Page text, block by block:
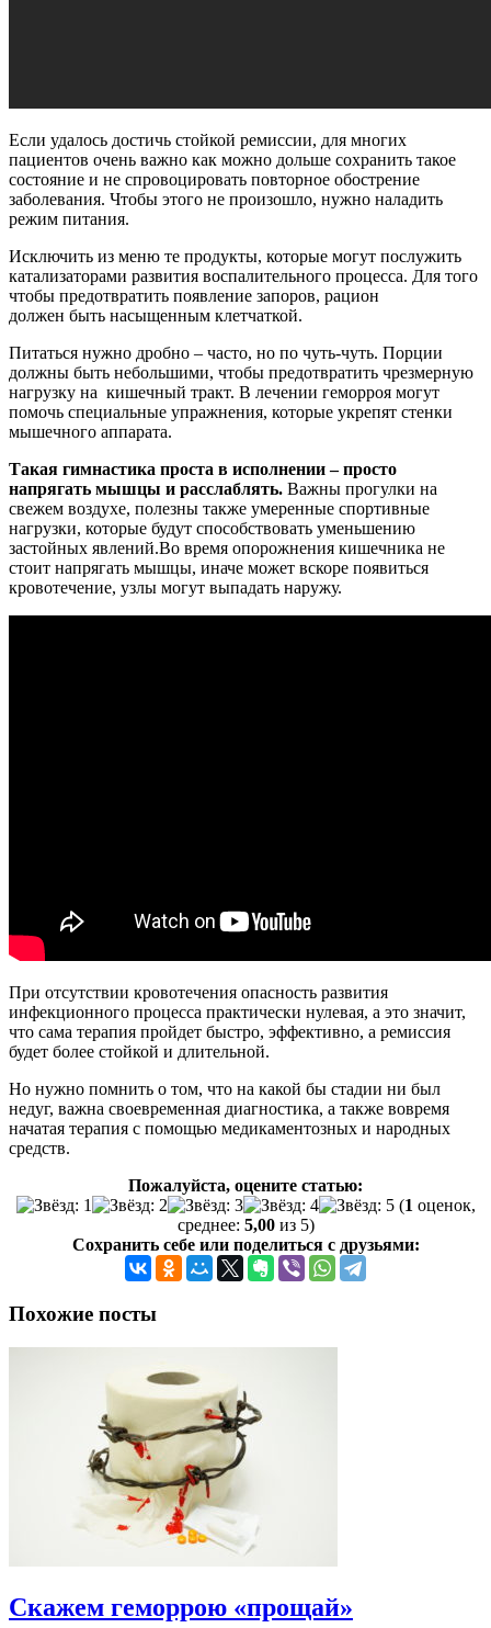
Если удалось достичь стойкой ремиссии, для многих
пациентов очень важно как можно дольше сохранить такое
состояние и не спровоцировать повторное обострение
заболевания. Чтобы этого не произошло, нужно наладить
режим питания.
Исключить из меню те продукты, которые могут послужить
катализаторами развития воспалительного процесса. Для того
чтобы предотвратить появление запоров, рацион
должен быть насыщенным клетчаткой.
Питаться нужно дробно – часто, но по чуть-чуть. Порции
должны быть небольшими, чтобы предотвратить чрезмерную
нагрузку на кишечный тракт. В лечении геморроя могут
помочь специальные упражнения, которые укрепят стенки
мышечного аппарата.
Такая гимнастика проста в исполнении – просто
напрягать мышцы и расслаблять. Важны прогулки на
свежем воздухе, полезны также умеренные спортивные
нагрузки, которые будут способствовать уменьшению
застойных явлений.Во время опорожнения кишечника не
стоит напрягать мышцы, иначе может вскоре появиться
кровотечение, узлы могут выпадать наружу.
При отсутствии кровотечения опасность развития
инфекционного процесса практически нулевая, а это значит,
что сама терапия пройдет быстро, эффективно, а ремиссия
будет более стойкой и длительной.
Но нужно помнить о том, что на какой бы стадии ни был
недуг, важна своевременная диагностика, а также вовремя
начатая терапия с помощью медикаментозных и народных
средств.
Пожалуйста, оцените статью:
(1 оценок,
среднее: 5,00из 5)
Сохранить себе или поделиться с друзьями:
Похожие посты
Скажем геморрою «прощай»